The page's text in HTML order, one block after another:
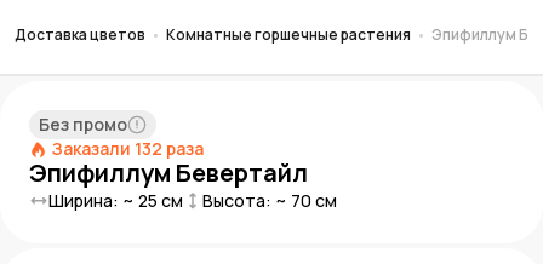
Доставка цветов Комнатные горшечные растения Эпифиллум
Без промо
Заказали 132 раза
Эпифиллум Бевертайл
Ширина: ~ 25 см Высота: ~ 70 см